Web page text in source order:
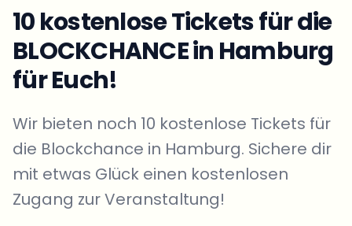
10 kostenlose Tickets für die
BLOCKCHANCE in Hamburg
für Euch!
Wir bieten noch 10 kostenlose Tickets für
die Blockchance in Hamburg. Sichere dir
mit etwas Glück einen kostenlosen
Zugang zur Veranstaltung!